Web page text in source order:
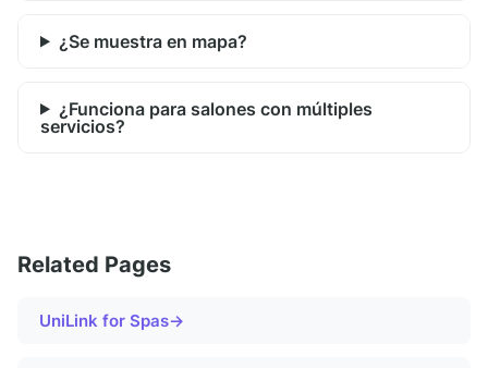
¿Se muestra en mapa?
¿Funciona para salones con múltiples
servicios?
Related Pages
UniLink for Spas→